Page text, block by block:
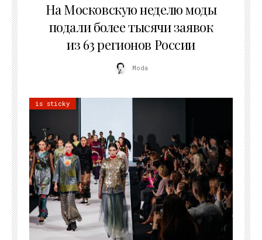
На Московскую неделю моды
подали более тысячи заявок
из 63 регионов России
Moda
is sticky